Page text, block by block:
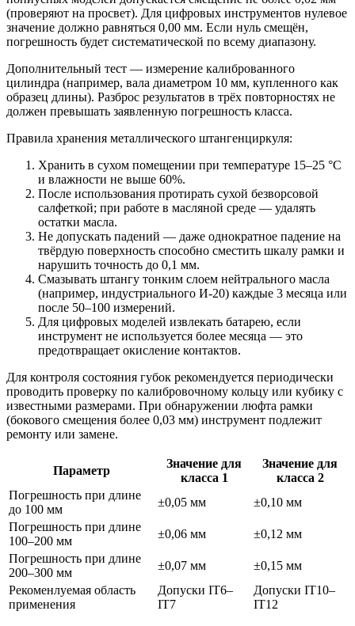
(проверяют на просвет). Для цифровых инструментов нулевое
значение должно равняться 0,00 мм. Если нуль смещён,
погрешность будет систематической по всему диапазону.
Дополнительный тест — измерение калиброванного
цилиндра (например, вала диаметром 10 мм, купленного как
образец длины). Разброс результатов в трёх повторностях не
должен превышать заявленную погрешность класса.
Правила хранения металлического штангенциркуля:
Хранить в сухом помещении при температуре 15–25 °C
и влажности не выше 60%.
После использования протирать сухой безворсовой
салфеткой; при работе в масляной среде — удалять
остатки масла.
Не допускать падений — даже однократное падение на
твёрдую поверхность способно сместить шкалу рамки и
нарушить точность до 0,1 мм.
Смазывать штангу тонким слоем нейтрального масла
(например, индустриального И-20) каждые 3 месяца или
после 50–100 измерений.
Для цифровых моделей извлекать батарею, если
инструмент не используется более месяца — это
предотвращает окисление контактов.
Для контроля состояния губок рекомендуется периодически
проводить проверку по калибровочному кольцу или кубику с
известными размерами. При обнаружении люфта рамки
(бокового смещения более 0,03 мм) инструмент подлежит
ремонту или замене.
Параметр
Значение для
класса 1
Значение для
класса 2
Погрешность при длине
до 100 мм
±0,05 мм
±0,10 мм
Погрешность при длине
100–200 мм
±0,06 мм
±0,12 мм
Погрешность при длине
200–300 мм
±0,07 мм
±0,15 мм
Рекоменлуемая область
применения
Допуски IT6–
IT7
Допуски IT10–
IT12